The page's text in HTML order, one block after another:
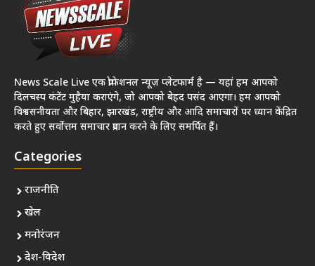
News Scale Live एक प्रोफेशनल न्यूज़ प्लेटफार्म है — यहां हम आपको
दिलचस्प कंटेंट मुहैया कराएंगे, जो आपको बेहद पसंद आएगा। हम आपको
विश्वसनीयता और बिहार, झारखंड, राष्ट्रीय और आदि समाचारों पर ध्यान केंद्रित
करते हुए सर्वोत्तम समाचार प्रदान करने के लिए समर्पित हैं।
Categories
राजनीति
खेल
मनोरंजन
देश-विदेश